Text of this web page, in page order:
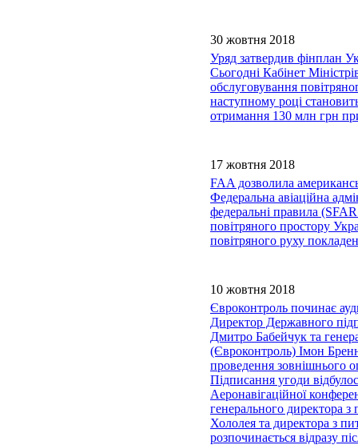
30 жовтня 2018
Уряд затвердив фінплан
Сьогодні Кабінет
обслуговування
наступному році
отримання 130 млн грн
17 жовтня 2018
FAA дозволила
Федеральна авіаційна
федеральні правила
повітряного простору
повітряного руху
10 жовтня 2018
Євроконтроль починає
Директор Державного
Дмитро Бабейчук та
(Євроконтроль) Імон
проведення зовнішнього
Підписання угоди
Аеронавігаційної
генерального директора з
Хололея та директора з
розпочинається відразу